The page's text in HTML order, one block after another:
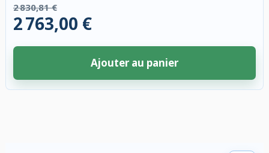
2 830,81 €
2 763,00 €
Ajouter au panier